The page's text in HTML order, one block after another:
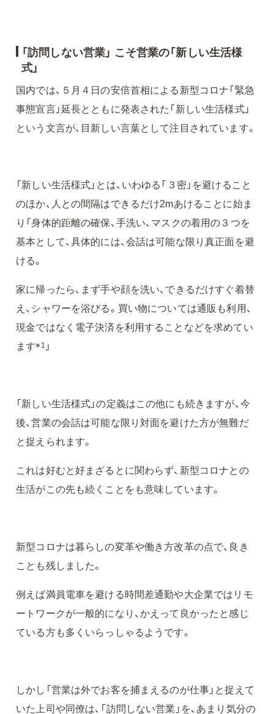
「訪問しない営業」 こそ営業の「新しい生活様
式」
国内では、５月４日の安倍首相による新型コロナ「緊急
事態宣言」延長とともに発表された「新しい生活様式」
という文言が、目新しい言葉として注目されています。
「新しい生活様式」とは、いわゆる「３密」を避けること
のほか、人との間隔はできるだけ2mあけることに始ま
り「身体的距離の確保、手洗い、マスクの着用の３つを
基本として、具体的には、会話は可能な限り真正面を避
ける。
家に帰ったら、まず手や顔を洗い、できるだけすぐ着替
え、シャワーを浴びる。買い物については通販も利用、
現金ではなく電子決済を利用することなどを求めてい
ます※1 」
「新しい生活様式」の定義はこの他にも続きますが、今
後、営業の会話は可能な限り対面を避けた方が無難だ
と捉えられます。
これは好むと好まざるとに関わらず、新型コロナとの
生活がこの先も続くことをも意味しています。
新型コロナは暮らしの変革や働き方改革の点で、良き
ことも残しました。
例えば満員電車を避ける時間差通勤や大企業ではリモ
ートワークが一般的になり、かえって良かったと感じ
ている方も多くいらっしゃるようです。
しかし「営業は外でお客を捕まえるのが仕事」と捉えて
いた上司や同僚は、「訪問しない営業」を、あまり気分の